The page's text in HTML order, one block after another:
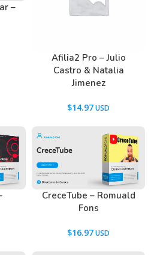
–
Afilia2 Pro – Julio
Castro & Natalia
Jimenez
$14.97
CreceTube – Romuald
Fons
$16.97